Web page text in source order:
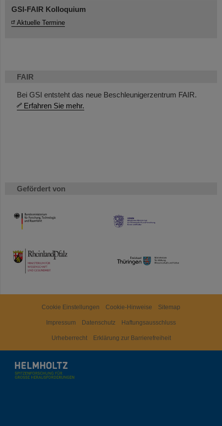
FAIR
Bei GSI entsteht das neue Beschleunigerzentrum FAIR.
Erfahren Sie mehr.
Gefördert von
HMWK
TMWWDG
GSI-FAIR Kolloquium
Aktuelle Termine
Cookie Einstellungen Cookie-Hinweise Sitemap
Impressum Datenschutz Haftungsausschluss
Urheberrecht Erklärung zur Barrierefreiheit